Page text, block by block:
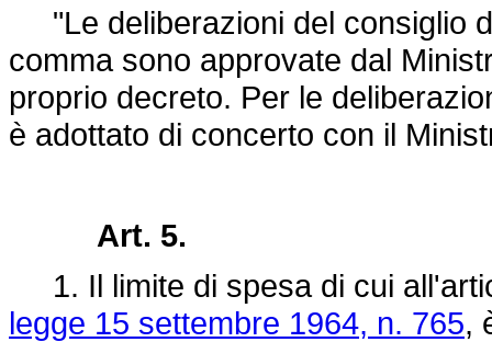
"Le deliberazioni del consiglio
comma sono approvate dal
proprio decreto. Per le
è adottato di concerto con il
Art. 5.
1. Il limite di spesa di cui
legge 15 settembre 1964, n. 765,